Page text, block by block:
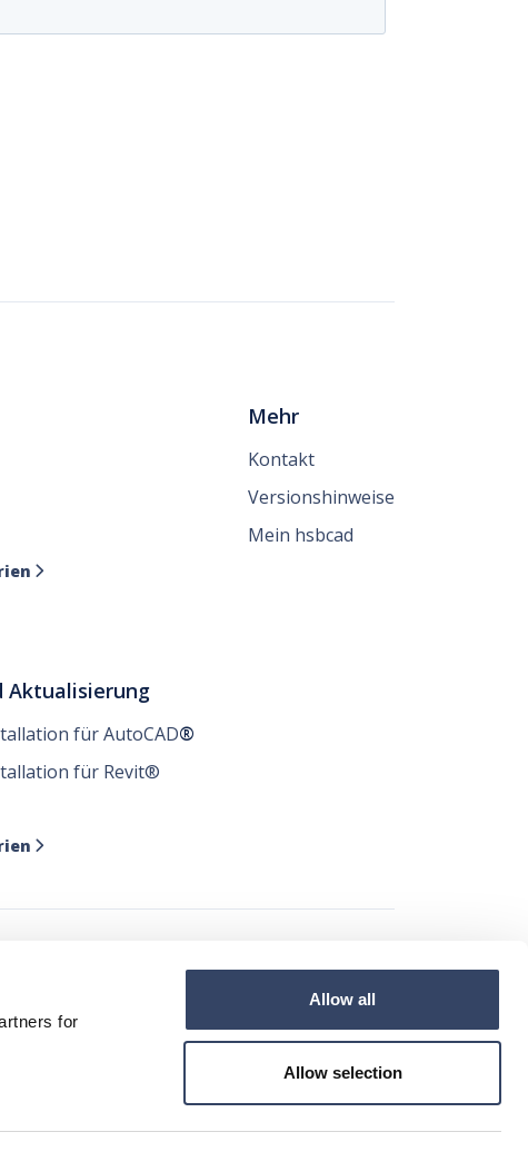
for
Allow all
Allow selection

Aktualisierung
für AutoCAD®
für Revit®

Mehr
Kontakt
Versionshinweise
Mein hsbcad
 